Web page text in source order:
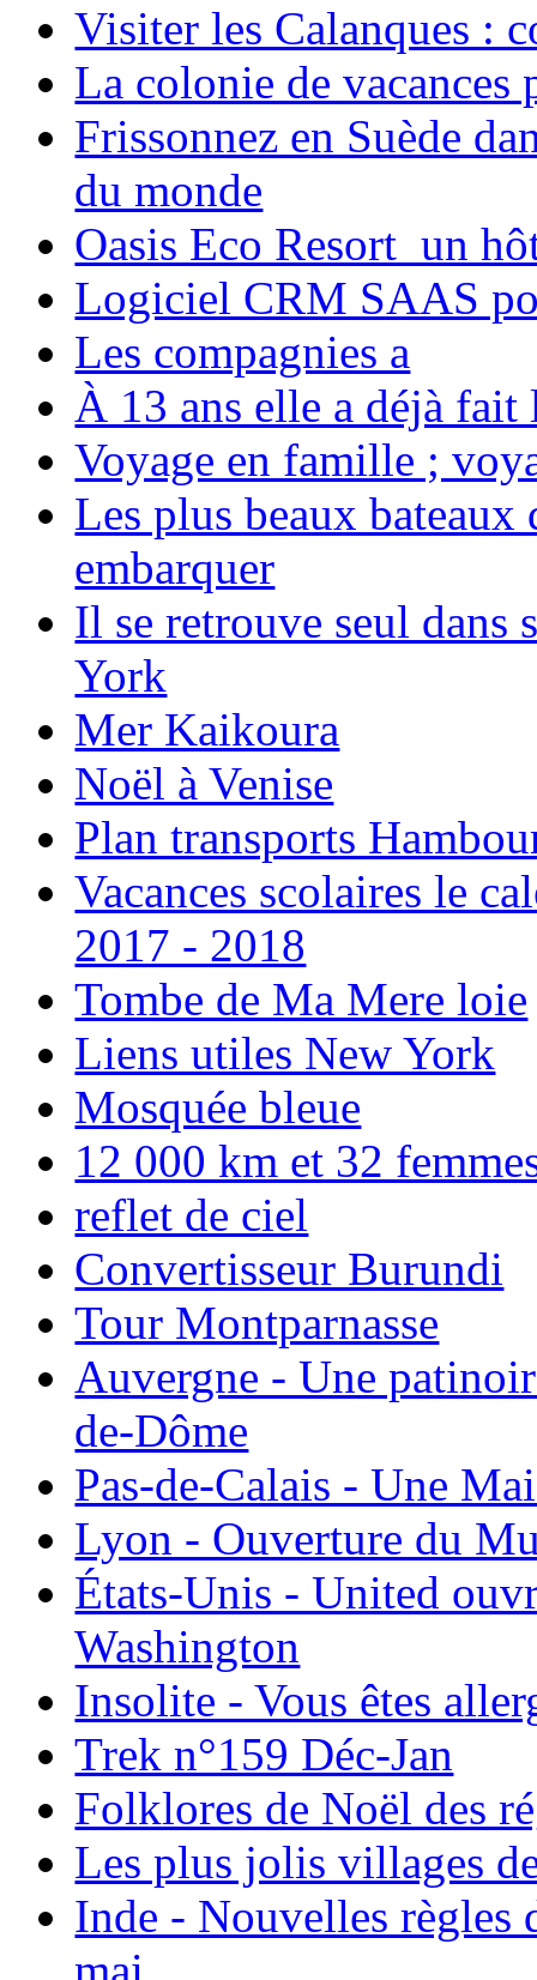
Visiter les Calanques :
La colonie de vacances
Frissonnez en Suède
du monde
Oasis Eco Resort un
Logiciel CRM SAAS
Les compagnies a
À 13 ans elle a déjà
Voyage en famille ;
Les plus beaux bateaux
embarquer
Il se retrouve seul dans
York
Mer Kaikoura
Noël à Venise
Plan transports
Vacances scolaires le
2017 - 2018
Tombe de Ma Mere loie
Liens utiles New York
Mosquée bleue
12 000 km et 32
reflet de ciel
Convertisseur Burundi
Tour Montparnasse
Auvergne - Une
de-Dôme
Pas-de-Calais - Une
Lyon - Ouverture du
États-Unis - United
Washington
Insolite - Vous êtes
Trek n°159 Déc-Jan
Folklores de Noël des
Les plus jolis villages
Inde - Nouvelles règles
mai